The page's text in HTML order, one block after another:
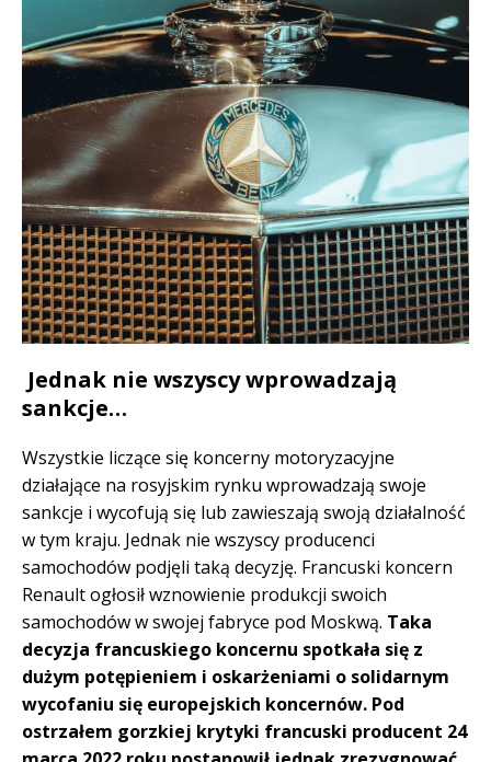
Jednak nie wszyscy wprowadzają
sankcje…
Wszystkie liczące się koncerny motoryzacyjne
działające na rosyjskim rynku wprowadzają swoje
sankcje i wycofują się lub zawieszają swoją działalność
w tym kraju. Jednak nie wszyscy producenci
samochodów podjęli taką decyzję. Francuski koncern
Renault ogłosił wznowienie produkcji swoich
samochodów w swojej fabryce pod Moskwą. Taka
decyzja francuskiego koncernu spotkała się z
dużym potępieniem i oskarżeniami o solidarnym
wycofaniu się europejskich koncernów. Pod
ostrzałem gorzkiej krytyki francuski producent 24